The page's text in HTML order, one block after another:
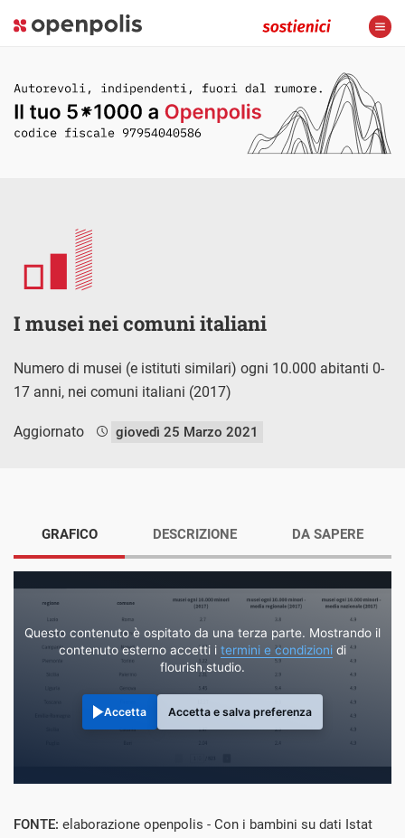
I musei nei comuni italiani
Numero di musei (e istituti similari) ogni 10.000 abitanti 0-
17 anni, nei comuni italiani (2017)
Aggiornato giovedì 25 Marzo 2021
GRAFICO
Questo contenuto è ospitato da una terza parte. Mostrando il
contenuto esterno accetti i termini e condizioni di
flourish.studio.
Accetta Accetta e salva preferenza
DESCRIZIONE DA SAPERE
FONTE: elaborazione openpolis - Con i bambini su dati Istat